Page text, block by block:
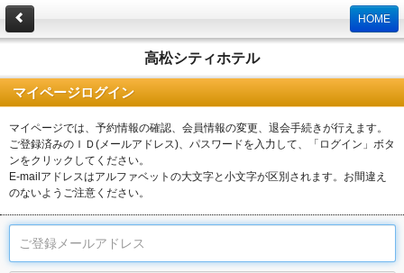
HOME
高松シティホテル
マイページログイン
マイページでは、予約情報の確認、会員情報の変更、退会手続きが行えます。
ご登録済みのＩＤ(メールアドレス)、パスワードを入力して、「ログイン」ボタ
ンをクリックしてください。
E-mailアドレスはアルファベットの大文字と小文字が区別されます。お間違え
のないようご注意ください。